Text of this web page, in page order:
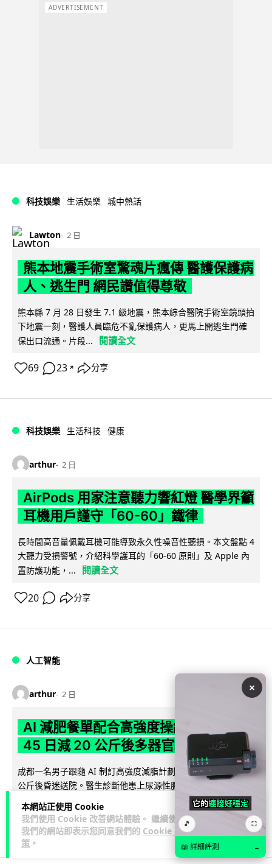
本網站正使用 Cookie
我們使用 Cookie 改善網站體驗。 繼續使用
我們的網站即表示您同意我們的 Cookie 政
策 。
ADVERTISEMENT
科技娛樂 生活娛樂 城中熱話
Lawton 2 日
熊本地震手術室驚魂片瘋傳 醫護保護病
人、逃生門 網民讚值得尊敬
熊本縣 7 月 28 日發生 7.1 級地震，熊本綜合醫院手術室鏡頭拍
下地震一刻，醫護人員臨危不亂保護病人，更馬上開逃生門確
保出口流通。片段...
閱讀全文
69 23 ↗ 分享
科技娛樂 生活科技 健康
arthur 2 日
AirPods 用家注意聽力響紅燈 醫學界籲
耳機用戶謹守「60-60」鐵律
長時間高音量佩戴耳機可能導致永久性噪音性聽損。本文盤點 4
大聽力受損警號，介紹科學護耳的「60-60 原則」及 Apple 內
置防護功能，...
閱讀全文
20 分享
人工智能
arthur 2 日
AI 減肥餐單配合高強度操練 成都男
45 日減 20 公斤後多器官衰竭
成都一名男子跟隨 AI 制訂高強度減脂計劃，45 日內減去約 20
公斤後昏迷送院。醫生診斷他患上尿源性膿毒症、膿毒性休克
及多器官功能障礙。...
23 4↗ 分享
×
🎵 ⛶
📖 詳細評測 →